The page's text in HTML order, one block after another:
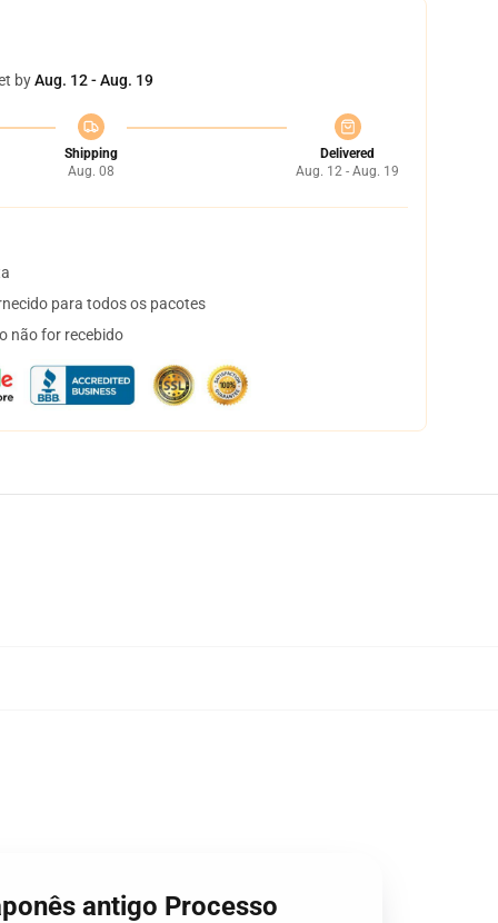
byAug. 12 - Aug. 19
Shipping
Aug. 08
Delivered
Aug. 12 - Aug. 19
para todos os pacotes
não for recebido
antigo Processo